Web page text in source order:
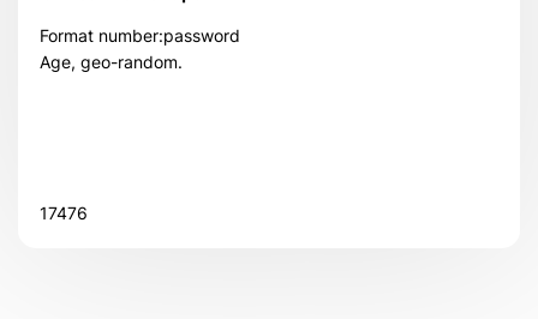
Format number:password
Age, geo-random.
17476